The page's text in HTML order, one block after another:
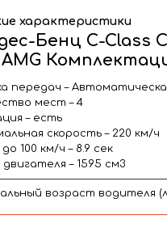
характеристики
Бенц C-Class C
передач –
мест – 4
– есть
скорость – 220 км/ч
до 100 км/ч – 8.9 сек
– 1595 см3
возраст водителя